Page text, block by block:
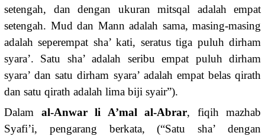
setengah, dan dengan ukuran mitsqal adalah empat
setengah. Mud dan Mann adalah sama, masing-masing
adalah seperempat sha’ kati, seratus tiga puluh dirham
syara’. Satu sha’ adalah seribu empat puluh dirham
syara’ dan satu dirham syara’ adalah empat belas qirath
dan satu qirath adalah lima biji syair”).
Dalam al-Anwar li A’mal al-Abrar, fiqih mazhab
Syafi’i, pengarang berkata, (“Satu sha’ dengan